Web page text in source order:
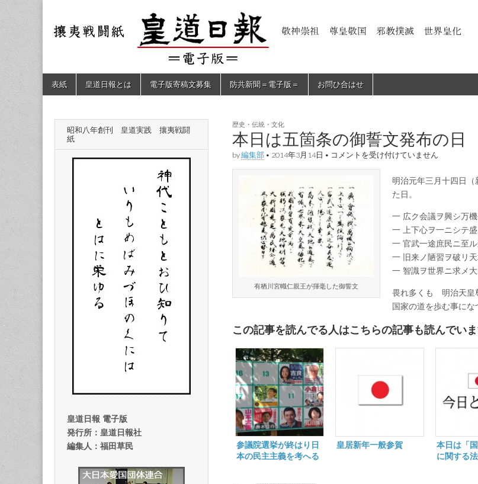
皇道
（防
共新
聞）
敬神
｜崇
祖｜
年創
刊
皇道
践
攘夷
戦闘
Main
menu
Skip
表紙 皇道日報とは 電子版寄稿文募集 防共新聞＝電子版＝ お問ひ合はせ
歴史・伝統・文化
本日は五箇条の御誓文発布の日
by編集部 • 2014年3月14日 • 本
箇
条
の
御
誓
文
発
布
の
は
コメントを受け付けていません
有栖川宮幟仁親王が揮毫した御誓文
明治元年三月十四日
た日。
一 広ク会議ヲ興シ万
一 上下心ヲ一ニシテ
一 官武一途庶民ニ至
一 旧来ノ陋習ヲ破リ
一 智識ヲ世界ニ求メ
畏れ多くも 明治天皇
国家の道を歩む事にな
この記事を読んでる人はこちらの記事も読んでい
参議院選挙が終はり日
本の民主主義を考へる
皇居新年一般参賀
本日は「
に関する
昭和八年創刊 皇道実践 攘夷戦闘
紙
皇道日報 電子版
発行所：皇道日報社
編集人：福田草民